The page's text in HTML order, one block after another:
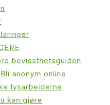
bevissthetsguiden
anonym online
lysarbeiderne
kan gjøre